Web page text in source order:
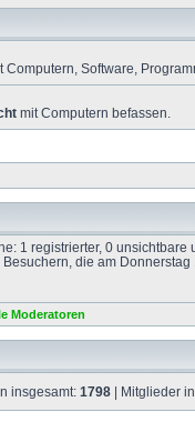
Software,
mit Computern befassen.
1 registrierter, 0
Besuchern, die am
Moderatoren
insgesamt: 1798 | Mitglieder